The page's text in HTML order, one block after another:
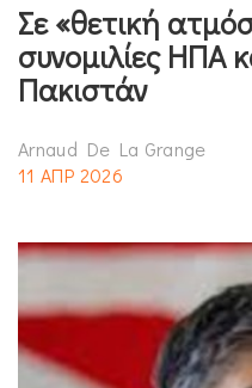
Σε «θετική
συνομιλίες ΗΠΑ
Πακιστάν
Arnaud De La Grange
11 ΑΠΡ 2026